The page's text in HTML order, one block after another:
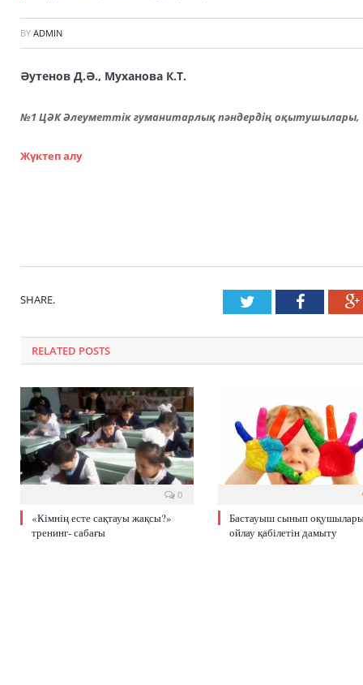
BY ADMIN
Әутенов Д.Ә., Муханова К.Т.
№1 ЦӘК Әлеуметтік гуманитарлық пәндердің оқытушылары,
Жүктеп алу
SHARE. Twitter
RELATED POSTS
0
«Кімнің есте сақтауы жақсы?»
тренинг- сабағы
Бастауыш сынып
ойлау қабілетін дамыту